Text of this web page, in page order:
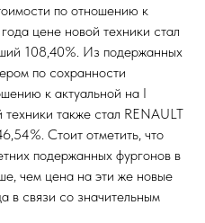
по отношению к
цене новой техники стал
108,40%. Из подержанных
по сохранности
к актуальной на I
также стал RENAULT
Стоит отметить, что
подержанных фургонов в
чем цена на эти же новые
в связи со значительным